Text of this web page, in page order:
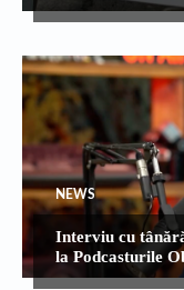
NEWS
Interviu cu
la Podcasturile